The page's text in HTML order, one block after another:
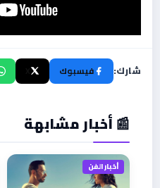
شارك: فيسبوك
📰 أخبار مشابهة
أخبار الفن